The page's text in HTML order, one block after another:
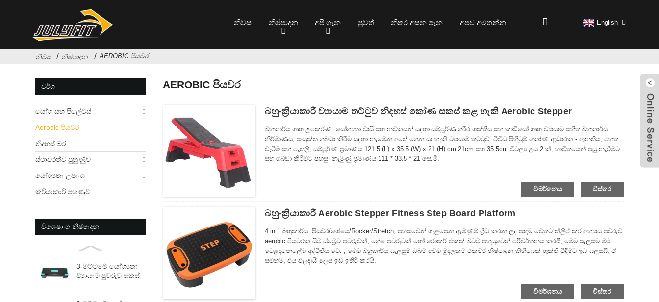
නිවස නිෂ්පාදන අපි ගැන පුවත් නිතර අසන පැන අපව අමතන්න English
නිවස නිෂ්පාදන AEROBIC පියවර
වර්ග
යෝග සහ පිලේට්ස්
Aerobic පියවර
නිදහස් බර
ස්ථාවරත්ව පුහුණුව
යෝග්‍යතා උපාංග
ක්රියාකාරී පුහුණුව
විශේෂාංග නිෂ්පාදන
3-මට්ටමේ යෝග්‍යතා
ව්‍යායාම පුවරුව සකස්
AEROBIC පියවර
බහු-ක්‍රියාකාරී ව්‍යායාම තට්ටුව නිදහස් කෝණ සකස් කළ හැකි Aerobic Stepper
බහුකාර්ය ගෘහ උපකරණ: යෝග්‍යතා වාසි සහ නවකයන් සඳහා සම්පූර්ණ ශරීර ශක්තිය සහ කාඩියෝ ගෘහ ව්‍යායාම සහිත බහුකාර්ය
නිර්මාණය; සංයුක්ත ගබඩා කිරීම සඳහා නැමෙන අතේ ගෙන යා හැකි ව්‍යායාම තට්ටුව. විවිධ පිහිටුම් කෝණ ආධාරක - ආනතිය, පහත
වැටීම සහ පැතලි, සම්පූර්ණ ප්‍රමාණය 121.5 (L) x 35.5 (W) x 21 (H) cm 21cm සහ 35.5cm විචල්‍ය උස 2 ක්, භාවිතයෙන් පසු නැවීමට
සහ ගබඩා කිරීමට පහසු, නැමුණු ප්‍රමාණය 111 * 33.5 * 21 සෙ.මී.
විමර්ශනය විස්තර
බහු-ක්‍රියාකාරී Aerobic Stepper Fitness Step Board Platform
4 in 1 බහුකාර්ය: පියවර/ශේෂය/Rocker/Stretch, පහසුවෙන් ගැළපෙන ඇමුණුම් ග්‍රිඩ් කරන ලද පාදම වෙතට ක්ලිප් කර අභ්‍යාස පුවරුව
aerobic පියවරක සිට ස්ට්‍රෙච් පුවරුවක්, ශේෂ පුවරුවක් හෝ රොකර් එකක් බවට පහසුවෙන් පරිවර්තනය කරයි, මෙම සැලසුම මුළු
වෙළඳපොලේම අද්විතීය වේ. , මෙම බහුකාර්ය සැලසුම ඔබට අවම මුදලකට එකවර නිෂ්පාදන කිහිපයක් භුක්ති විඳීමට ඉඩ සලසයි, ඒ
සමඟම, එය ඵලදායී ලෙස ඉඩ ඉතිරි කරයි.
විමර්ශනය විස්තර